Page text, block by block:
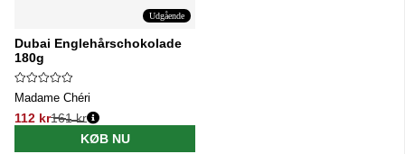
Udgående
Dubai Englehårschokolade
180g
Madame Chéri
112 kr
Normalpris:
161 kr
KØB NU